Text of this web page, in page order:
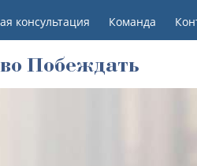
консультация Команда
Побеждать